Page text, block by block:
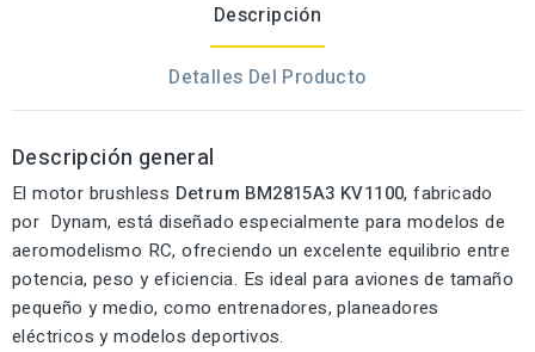
Descripción
Detalles Del Producto
Descripción general
El motor brushless Detrum BM2815A3 KV1100, fabricado
por Dynam, está diseñado especialmente para modelos de
aeromodelismo RC, ofreciendo un excelente equilibrio entre
potencia, peso y eficiencia. Es ideal para aviones de tamaño
pequeño y medio, como entrenadores, planeadores
eléctricos y modelos deportivos.